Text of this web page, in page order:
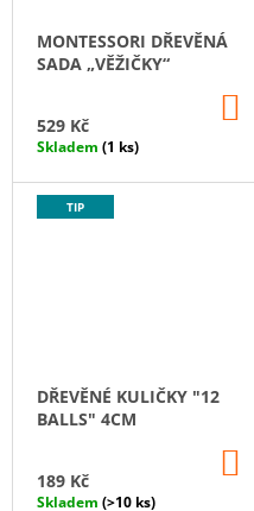
MONTESSORI DŘEVĚNÁ
SADA „VĚŽIČKY“
529 Kč
Skladem (1 ks)
TIP
DŘEVĚNÉ KULIČKY "12
BALLS" 4CM
189 Kč
Skladem (>10 ks)